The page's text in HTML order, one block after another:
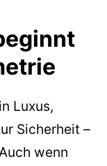
Luxus,
Sicherheit –
wenn